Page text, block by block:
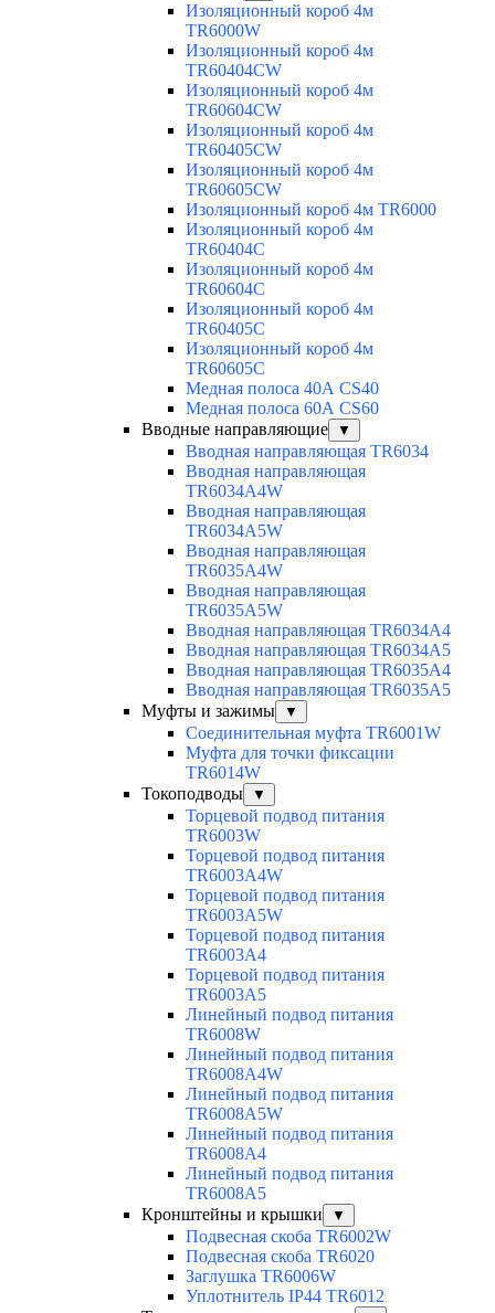
Изоляционный короб 4м
TR6000W
Изоляционный короб 4м
TR60404CW
Изоляционный короб 4м
TR60604CW
Изоляционный короб 4м
TR60405CW
Изоляционный короб 4м
TR60605CW
Изоляционный короб 4м TR6000
Изоляционный короб 4м
TR60404C
Изоляционный короб 4м
TR60604C
Изоляционный короб 4м
TR60405C
Изоляционный короб 4м
TR60605C
Медная полоса 40А CS40
Медная полоса 60А CS60
Вводные направляющие
▼
Вводная направляющая TR6034
Вводная направляющая
TR6034A4W
Вводная направляющая
TR6034A5W
Вводная направляющая
TR6035A4W
Вводная направляющая
TR6035A5W
Вводная направляющая TR6034A4
Вводная направляющая TR6034A5
Вводная направляющая TR6035A4
Вводная направляющая TR6035A5
Муфты и зажимы
▼
Соединительная муфта TR6001W
Муфта для точки фиксации
TR6014W
Токоподводы
▼
Торцевой подвод питания
TR6003W
Торцевой подвод питания
TR6003A4W
Торцевой подвод питания
TR6003A5W
Торцевой подвод питания
TR6003A4
Торцевой подвод питания
TR6003A5
Линейный подвод питания
TR6008W
Линейный подвод питания
TR6008A4W
Линейный подвод питания
TR6008A5W
Линейный подвод питания
TR6008A4
Линейный подвод питания
TR6008A5
Кронштейны и крышки
▼
Подвесная скоба TR6002W
Подвесная скоба TR6020
Заглушка TR6006W
Уплотнитель IP44 TR6012